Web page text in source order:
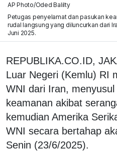
AP Photo/Oded Balilty
Petugas penyelamat dan pasukan
rudal langsung yang diluncurkan dari
Juni 2025.
REPUBLIKA.CO.ID,
Luar Negeri (Kemlu) RI
WNI dari Iran,
keamanan akibat
kemudian Amerika
WNI secara bertahap
Senin (23/6/2025).